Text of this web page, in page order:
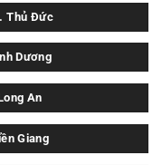
Thủ Đức
Dương
An
Giang